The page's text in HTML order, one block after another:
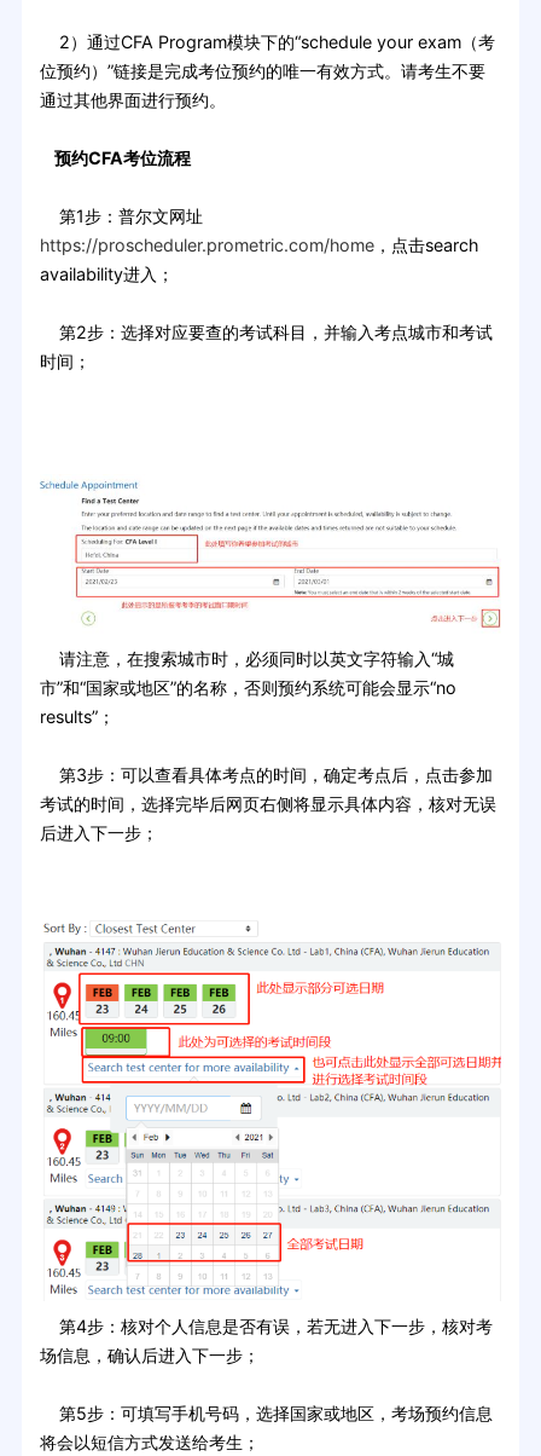
2）通过CFA Program模块下的“schedule your exam（考
位预约）”链接是完成考位预约的唯一有效方式。请考生不要
通过其他界面进行预约。
预约CFA考位流程
第1步：普尔文网址
https://proscheduler.prometric.com/home，点击search
availability进入；
第2步：选择对应要查的考试科目，并输入考点城市和考试
时间；
请注意，在搜索城市时，必须同时以英文字符输入“城
市”和“国家或地区”的名称，否则预约系统可能会显示“no
results”；
第3步：可以查看具体考点的时间，确定考点后，点击参加
考试的时间，选择完毕后网页右侧将显示具体内容，核对无误
后进入下一步；
第4步：核对个人信息是否有误，若无进入下一步，核对考
场信息，确认后进入下一步；
第5步：可填写手机号码，选择国家或地区，考场预约信息
将会以短信方式发送给考生；